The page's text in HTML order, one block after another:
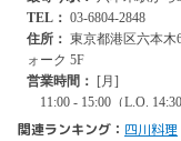
関連ランキング： 四川料理